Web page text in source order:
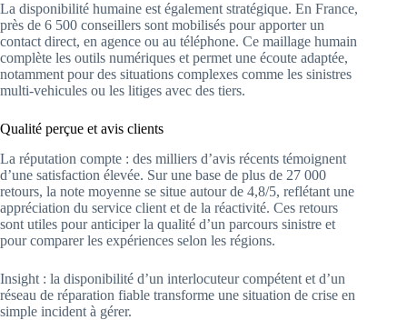
La disponibilité humaine est également stratégique. En France,
près de 6 500 conseillers sont mobilisés pour apporter un
contact direct, en agence ou au téléphone. Ce maillage humain
complète les outils numériques et permet une écoute adaptée,
notamment pour des situations complexes comme les sinistres
multi-vehicules ou les litiges avec des tiers.
Qualité perçue et avis clients
La réputation compte : des milliers d’avis récents témoignent
d’une satisfaction élevée. Sur une base de plus de 27 000
retours, la note moyenne se situe autour de 4,8/5, reflétant une
appréciation du service client et de la réactivité. Ces retours
sont utiles pour anticiper la qualité d’un parcours sinistre et
pour comparer les expériences selon les régions.
Insight : la disponibilité d’un interlocuteur compétent et d’un
réseau de réparation fiable transforme une situation de crise en
simple incident à gérer.